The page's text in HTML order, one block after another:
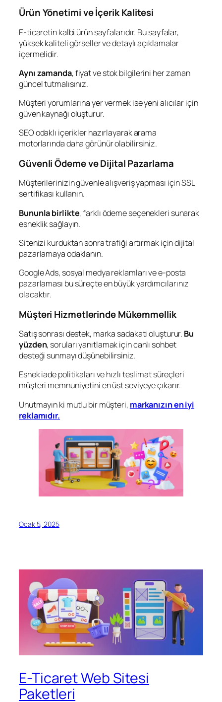
Ürün Yönetimi ve İçerik Kalitesi
E-ticaretin kalbi ürün sayfalarıdır. Bu sayfalar,
yüksek kaliteli görseller ve detaylı açıklamalar
içermelidir.
Aynı zamanda, fiyat ve stok bilgilerini her zaman
güncel tutmalısınız.
Müşteri yorumlarına yer vermek ise yeni alıcılar için
güven kaynağı oluşturur.
SEO odaklı içerikler hazırlayarak arama
motorlarında daha görünür olabilirsiniz.
Güvenli Ödeme ve Dijital Pazarlama
Müşterilerinizin güvenle alışveriş yapması için SSL
sertifikası kullanın.
Bununla birlikte, farklı ödeme seçenekleri sunarak
esneklik sağlayın.
Sitenizi kurduktan sonra trafiği artırmak için dijital
pazarlamaya odaklanın.
Google Ads, sosyal medya reklamları ve e-posta
pazarlaması bu süreçte en büyük yardımcılarınız
olacaktır.
Müşteri Hizmetlerinde Mükemmellik
Satış sonrası destek, marka sadakati oluşturur. Bu
yüzden, soruları yanıtlamak için canlı sohbet
desteği sunmayı düşünebilirsiniz.
Esnek iade politikaları ve hızlı teslimat süreçleri
müşteri memnuniyetini en üst seviyeye çıkarır.
Unutmayın ki mutlu bir müşteri, markanızın en iyi
reklamıdır.
Ocak 5, 2025
E-Ticaret Web Sitesi
Paketleri